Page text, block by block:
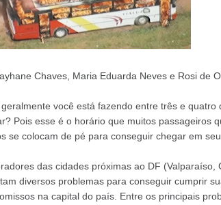
Chaves, Maria Eduarda Neves e Rosi de
você está fazendo entre três e
Pois esse é o horário que muitos passageiros
se colocam de pé para conseguir chegar em
das cidades próximas ao DF
diversos problemas para conseguir cumprir
na capital do país. Entre os principais